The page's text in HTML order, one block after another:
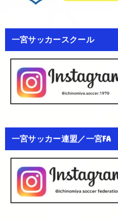
一宮サッカースクール
一宮サッカー連盟／一宮FA